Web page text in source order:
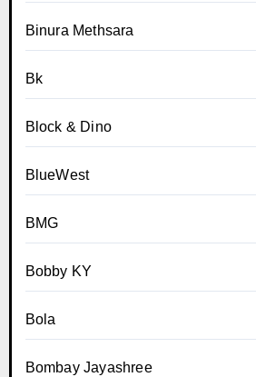
Binura Methsara
Bk
Block & Dino
BlueWest
BMG
Bobby KY
Bola
Bombay Jayashree